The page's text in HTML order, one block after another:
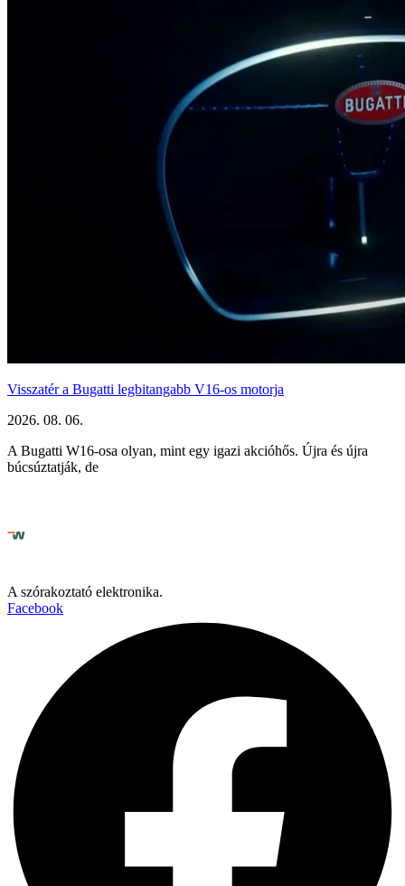
Visszatér a Bugatti legbitangabb V16-os motorja
2026. 08. 06.
A Bugatti W16-osa olyan, mint egy igazi akcióhős. Újra és újra
búcsúztatják, de
A szórakoztató elektronika.
Facebook